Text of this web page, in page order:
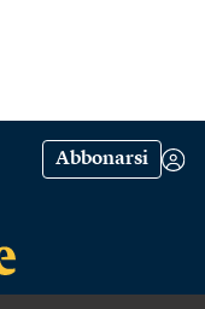
Abbonarsi